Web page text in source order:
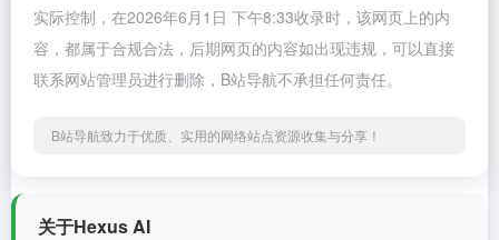
实际控制，在2026年6月1日 下午8:33收录时，该网页上的内
容，都属于合规合法，后期网页的内容如出现违规，可以直接
联系网站管理员进行删除，B站导航不承担任何责任。
B站导航致力于优质、实用的网络站点资源收集与分享！
关于Hexus AI